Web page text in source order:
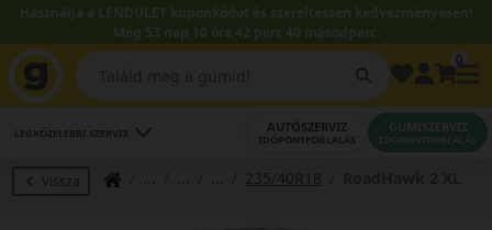
Használja a LENDÜLET kuponkódot és szereltessen kedvezményesen!
Még 53 nap 10 óra 42 perc 39 másodperc.
LEGKÖZELEBBI SZERVIZ AUTÓSZERVIZ
IDŐPONTFOGLALÁS
GUMISZERVIZ
IDŐPONTFOGLALÁS
Vissza 235/40R18